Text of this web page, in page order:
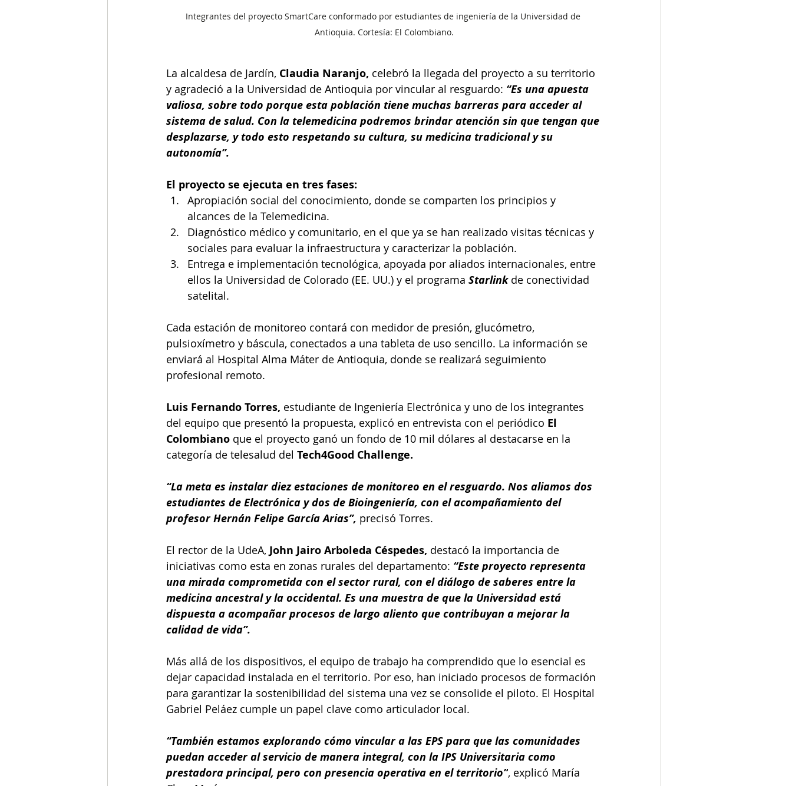
Integrantes del proyecto SmartCare conformado por estudiantes de ingeniería de la Universidad de
Antioquia. Cortesía: El Colombiano.
La alcaldesa de Jardín, Claudia Naranjo, celebró la llegada del proyecto a su territorio
y agradeció a la Universidad de Antioquia por vincular al resguardo: “Es una apuesta
valiosa, sobre todo porque esta población tiene muchas barreras para acceder al
sistema de salud. Con la telemedicina podremos brindar atención sin que tengan que
desplazarse, y todo esto respetando su cultura, su medicina tradicional y su
autonomía”.
El proyecto se ejecuta en tres fases:
Apropiación social del conocimiento, donde se comparten los principios y
alcances de la Telemedicina.
Diagnóstico médico y comunitario, en el que ya se han realizado visitas técnicas y
sociales para evaluar la infraestructura y caracterizar la población.
Entrega e implementación tecnológica, apoyada por aliados internacionales, entre
ellos la Universidad de Colorado (EE. UU.) y el programa Starlink de conectividad
satelital.
Cada estación de monitoreo contará con medidor de presión, glucómetro,
pulsioxímetro y báscula, conectados a una tableta de uso sencillo. La información se
enviará al Hospital Alma Máter de Antioquia, donde se realizará seguimiento
profesional remoto.
Luis Fernando Torres, estudiante de Ingeniería Electrónica y uno de los integrantes
del equipo que presentó la propuesta, explicó en entrevista con el periódico El
Colombiano que el proyecto ganó un fondo de 10 mil dólares al destacarse en la
categoría de telesalud del Tech4Good Challenge.
“La meta es instalar diez estaciones de monitoreo en el resguardo. Nos aliamos dos
estudiantes de Electrónica y dos de Bioingeniería, con el acompañamiento del
profesor Hernán Felipe García Arias”, precisó Torres.
El rector de la UdeA, John Jairo Arboleda Céspedes, destacó la importancia de
iniciativas como esta en zonas rurales del departamento: “Este proyecto representa
una mirada comprometida con el sector rural, con el diálogo de saberes entre la
medicina ancestral y la occidental. Es una muestra de que la Universidad está
dispuesta a acompañar procesos de largo aliento que contribuyan a mejorar la
calidad de vida”.
Más allá de los dispositivos, el equipo de trabajo ha comprendido que lo esencial es
dejar capacidad instalada en el territorio. Por eso, han iniciado procesos de formación
para garantizar la sostenibilidad del sistema una vez se consolide el piloto. El Hospital
Gabriel Peláez cumple un papel clave como articulador local.
“También estamos explorando cómo vincular a las EPS para que las comunidades
puedan acceder al servicio de manera integral, con la IPS Universitaria como
prestadora principal, pero con presencia operativa en el territorio”, explicó María